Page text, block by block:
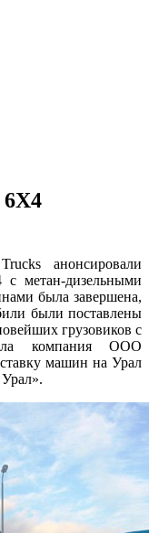
анонсировали
с метан-дизельными
была завершена,
были поставлены
грузовиков с
компания ООО
машин на Урал